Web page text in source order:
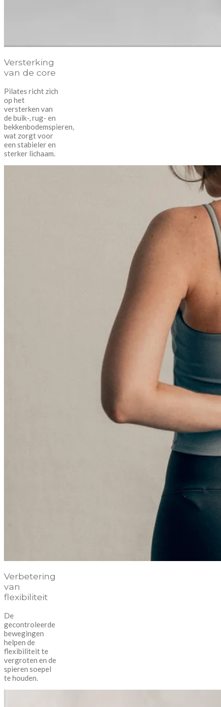
Versterking
van de core
Pilates richt zich
op het
versterken van
de buik-, rug- en
bekkenbodemspieren,
wat zorgt voor
een stabieler en
sterker lichaam.
Verbetering
van
flexibiliteit
De
gecontroleerde
bewegingen
helpen de
flexibiliteit te
vergroten en de
spieren soepel
te houden.